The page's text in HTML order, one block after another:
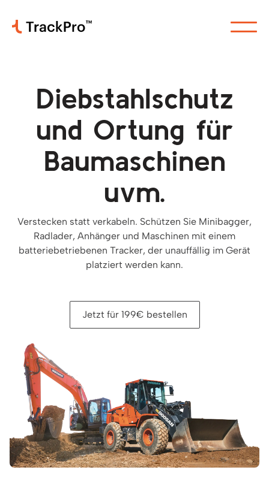
Diebstahlschutz
und Ortung für
Baumaschinen
uvm.
Verstecken statt verkabeln. Schützen Sie Minibagger,
Radlader, Anhänger und Maschinen mit einem
batteriebetriebenen Tracker, der unauffällig im Gerät
platziert werden kann.
Jetzt für 199€ bestellen